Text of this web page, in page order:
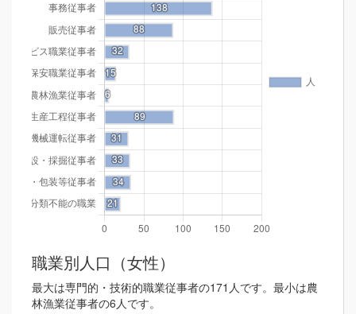
職業別人口（女性）
最大は専門的・技術的職業従事者の171人です。最小は農
林漁業従事者の6人です。